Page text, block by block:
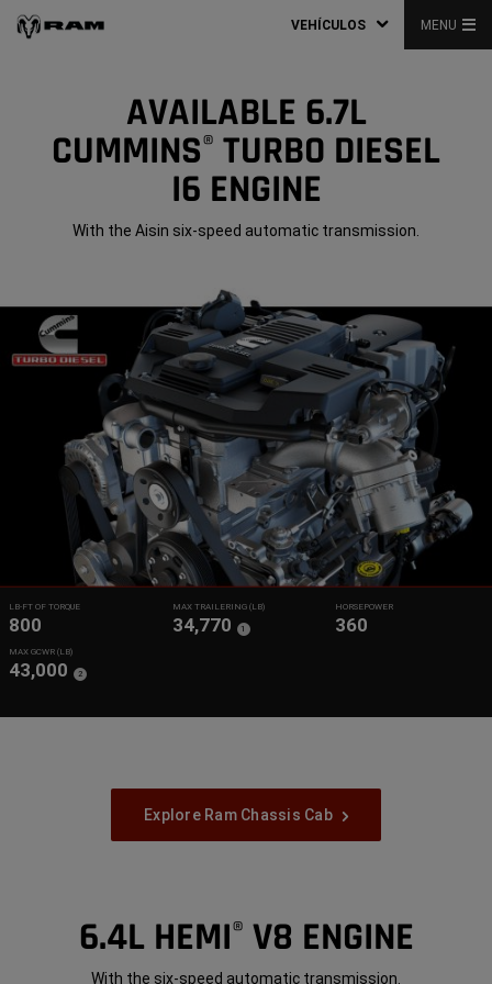
VEHÍCULOS MENU
AVAILABLE 6.7L
CUMMINS® TURBO DIESEL
I6 ENGINE
With the Aisin six-speed automatic transmission.
LB-FT OF TORQUE
800
MAX TRAILERING (LB)
34,770
(
Disclosure
1 )
HORSEPOWER
360
MAX GCWR (LB)
43,000
(
Disclosure
2)
Explore Ram Chassis Cab
6.4L HEMI® V8 ENGINE
With the six-speed automatic transmission.